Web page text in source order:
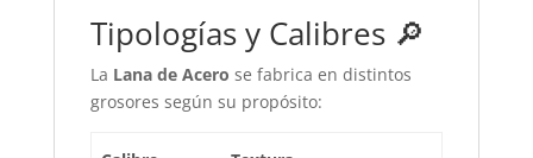
Tipologías y Calibres 🔎
La Lana de Acero se fabrica en distintos
grosores según su propósito: